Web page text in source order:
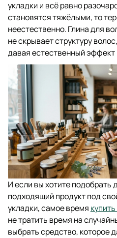
укладки и всё равно
становятся тяжёлыми, то
неестественно. Глина для
не скрывает структуру
давая естественный
И если вы хотите подобрать
подходящий продукт под
укладки, самое время
не тратить время на
выбрать средство, которое